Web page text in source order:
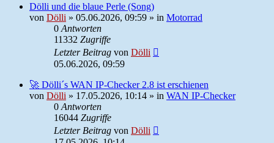
Dölli und die blaue Perle (Song)
von Dölli » 05.06.2026, 09:59 » in Motorrad
0 Antworten
11332 Zugriffe
Letzter Beitrag von Dölli
05.06.2026, 09:59
🚀 Dölli´s WAN IP-Checker 2.8 ist erschienen
von Dölli » 17.05.2026, 10:14 » in WAN IP-Checker
0 Antworten
16044 Zugriffe
Letzter Beitrag von Dölli